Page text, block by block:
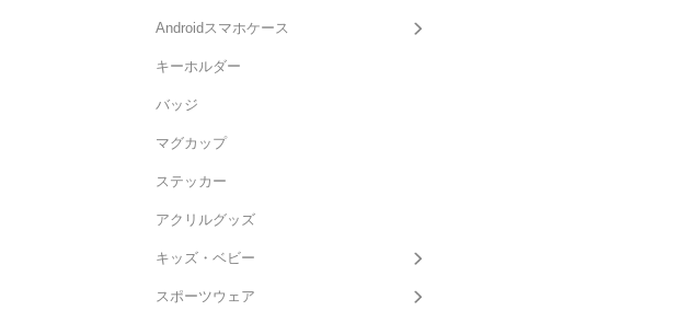
Androidスマホケース
キーホルダー
バッジ
マグカップ
ステッカー
アクリルグッズ
キッズ・ベビー
スポーツウェア